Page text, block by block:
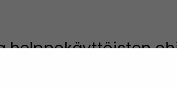
helppokäyttöisten